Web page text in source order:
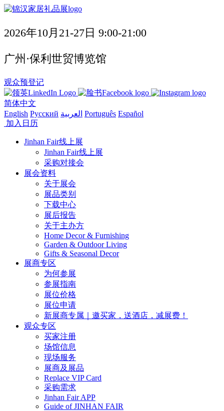
2026年10月21-27日 9:00-21:00
广州·保利世贸博览馆
观众预登记
简体中文
English Русский العربية Português Español
加入日历
Jinhan Fair线上展
Jinhan Fair线上展
采购对接会
展会资料
关于展会
展品类别
下载中心
展后报告
关于主办方
Home Decor & Furnishing
Garden & Outdoor Living
Gifts & Seasonal Decor
展商专区
为何参展
参展指南
展位价格
展位申请
新展商专属｜邀买家，送酒店，减展费！
观众专区
买家注册
场馆信息
现场服务
展商及展品
Replace VIP Card
采购需求
Jinhan Fair APP
Guide of JINHAN FAIR